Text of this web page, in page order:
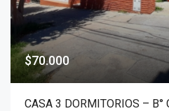
$70.000
CASA 3 DORMITORIOS – B°